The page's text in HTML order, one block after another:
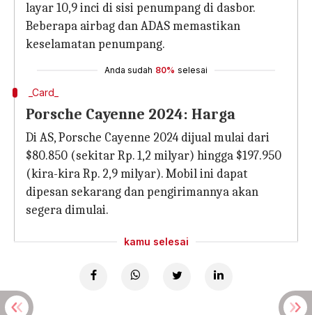
layar 10,9 inci di sisi penumpang di dasbor.
Beberapa airbag dan ADAS memastikan
keselamatan penumpang.
Anda sudah 80% selesai
_Card_
Porsche Cayenne 2024: Harga
Di AS, Porsche Cayenne 2024 dijual mulai dari
$80.850 (sekitar Rp. 1,2 milyar) hingga $197.950
(kira-kira Rp. 2,9 milyar). Mobil ini dapat
dipesan sekarang dan pengirimannya akan
segera dimulai.
kamu selesai